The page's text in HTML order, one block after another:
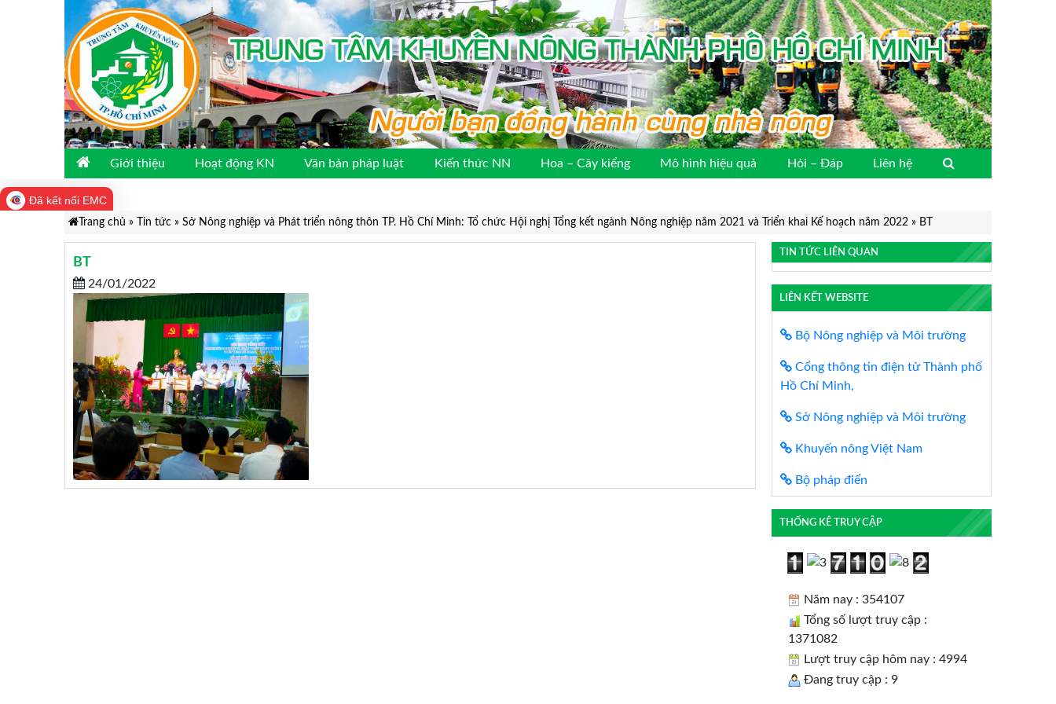
Giới thiệu Hoạt động KN Văn bản pháp luật Kiến thức NN Hoa – Cây kiểng Mô hình hiệu quả Hỏi – Đáp Liên hệ
Đã kết nối EMC
Trang chủ » Tin tức» Sở Nông nghiệp và Phát triển nông thôn TP. Hồ Chí Minh: Tổ chức Hội nghị Tổng kết ngành Nông nghiệp năm 2021 và Triển khai Kế hoạch năm 2022» BT
BT
24/01/2022
TIN TỨC LIÊN QUAN
LIÊN KẾT WEBSITE
Bộ Nông nghiệp và Môi trường
Cổng thông tin điện tử Thành phố
Hồ Chí Minh,
Sở Nông nghiệp và Môi trường
Khuyến nông Việt Nam
Bộ pháp điển
THỐNG KÊ TRUY CẬP
Năm nay : 354107
Tổng số lượt truy cập :
1371082
Lượt truy cập hôm nay : 4994
Đang truy cập : 9